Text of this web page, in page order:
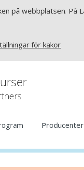
på webbplatsen. På
för kakor
Producenter